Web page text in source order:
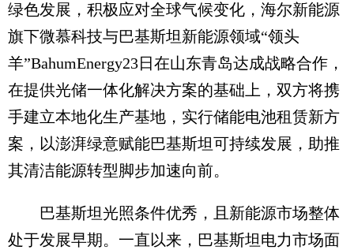
绿色发展，积极应对全球气候变化，海尔新能源
旗下微慕科技与巴基斯坦新能源领域“领头
羊”BahumEnergy23日在山东青岛达成战略合作，
在提供光储一体化解决方案的基础上，双方将携
手建立本地化生产基地，实行储能电池租赁新方
案，以澎湃绿意赋能巴基斯坦可持续发展，助推
其清洁能源转型脚步加速向前。
巴基斯坦光照条件优秀，且新能源市场整体
处于发展早期。一直以来，巴基斯坦电力市场面